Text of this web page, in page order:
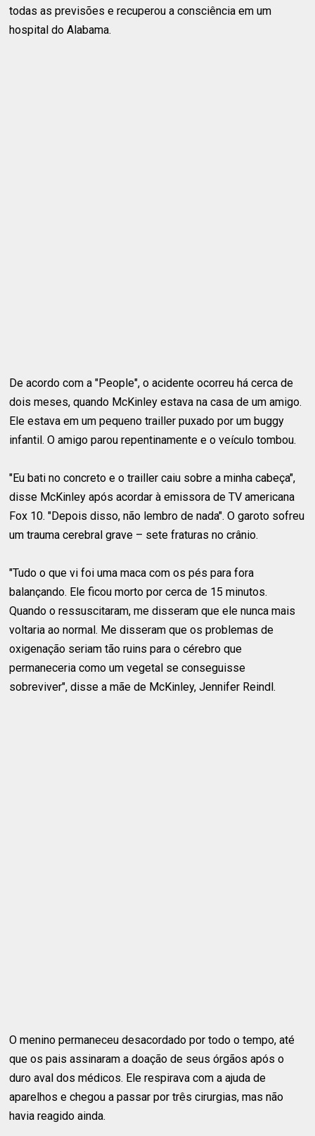
todas as previsões e recuperou a consciência em um
hospital do Alabama.
De acordo com a "People", o acidente ocorreu há cerca de
dois meses, quando McKinley estava na casa de um amigo.
Ele estava em um pequeno trailler puxado por um buggy
infantil. O amigo parou repentinamente e o veículo tombou.
"Eu bati no concreto e o trailler caiu sobre a minha cabeça",
disse McKinley após acordar à emissora de TV americana
Fox 10. "Depois disso, não lembro de nada". O garoto sofreu
um trauma cerebral grave – sete fraturas no crânio.
"Tudo o que vi foi uma maca com os pés para fora
balançando. Ele ficou morto por cerca de 15 minutos.
Quando o ressuscitaram, me disseram que ele nunca mais
voltaria ao normal. Me disseram que os problemas de
oxigenação seriam tão ruins para o cérebro que
permaneceria como um vegetal se conseguisse
sobreviver", disse a mãe de McKinley, Jennifer Reindl.
O menino permaneceu desacordado por todo o tempo, até
que os pais assinaram a doação de seus órgãos após o
duro aval dos médicos. Ele respirava com a ajuda de
aparelhos e chegou a passar por três cirurgias, mas não
havia reagido ainda.